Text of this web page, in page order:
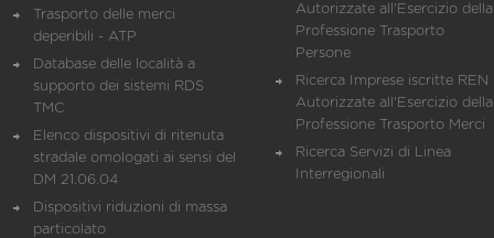
Trasporto delle merci
deperibili - ATP
Database delle località a
supporto dei sistemi RDS
TMC
Elenco dispositivi di ritenuta
stradale omologati ai sensi del
DM 21.06.04
Dispositivi riduzioni di massa
particolato
Autorizzate all'Esercizio della
Professione Trasporto
Persone
Ricerca Imprese iscritte REN
Autorizzate all'Esercizio della
Professione Trasporto Merci
Ricerca Servizi di Linea
Interregionali